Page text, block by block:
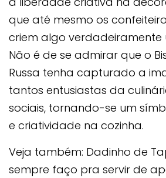
que até mesmo os
criem algo verdadeiramente
Não é de se admirar que o
Russa tenha capturado a
tantos entusiastas da
sociais, tornando-se um
e criatividade na cozinha.
Veja também: Dadinho de
sempre faço pra servir de